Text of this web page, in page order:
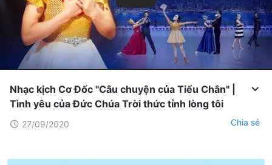
Nhạc kịch Cơ Đốc "Câu chuyện của Tiểu Chân" |
Tình yêu của Đức Chúa Trời thức tỉnh lòng tôi
27/09/2020 Chia sẻ